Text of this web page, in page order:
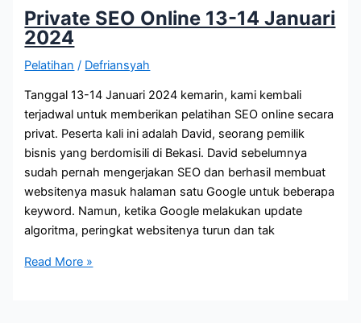
Hingga
160
Ekor
Kambing
Private SEO Online 13-14 Januari
2024
Pelatihan / Defriansyah
Tanggal 13-14 Januari 2024 kemarin, kami kembali
terjadwal untuk memberikan pelatihan SEO online secara
privat. Peserta kali ini adalah David, seorang pemilik
bisnis yang berdomisili di Bekasi. David sebelumnya
sudah pernah mengerjakan SEO dan berhasil membuat
websitenya masuk halaman satu Google untuk beberapa
keyword. Namun, ketika Google melakukan update
algoritma, peringkat websitenya turun dan tak
Private
Read More »